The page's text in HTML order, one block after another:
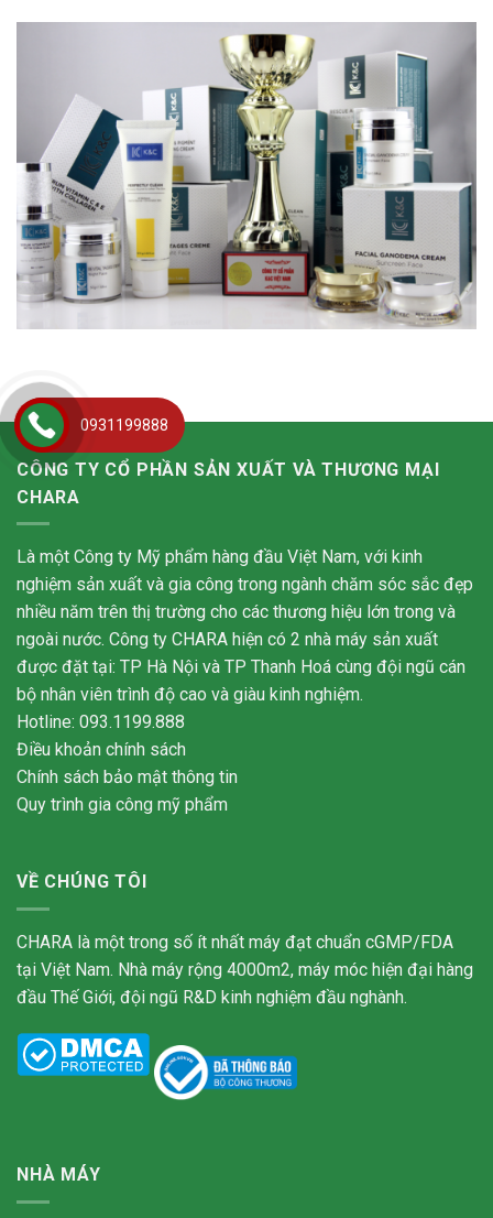
CÔNG TY CỔ PHẦN SẢN XUẤT VÀ THƯƠNG MẠI
CHARA
Là một Công ty Mỹ phẩm hàng đầu Việt Nam, với kinh
nghiệm sản xuất và gia công trong ngành chăm sóc sắc đẹp
nhiều năm trên thị trường cho các thương hiệu lớn trong và
ngoài nước. Công ty CHARA hiện có 2 nhà máy sản xuất
được đặt tại: TP Hà Nội và TP Thanh Hoá cùng đội ngũ cán
bộ nhân viên trình độ cao và giàu kinh nghiệm.
Hotline: 093.1199.888
Điều khoản chính sách
Chính sách bảo mật thông tin
Quy trình gia công mỹ phẩm
VỀ CHÚNG TÔI
CHARA là một trong số ít nhất máy đạt chuẩn cGMP/FDA
tại Việt Nam. Nhà máy rộng 4000m2, máy móc hiện đại hàng
đầu Thế Giới, đội ngũ R&D kinh nghiệm đầu nghành.
NHÀ MÁY
0931199888